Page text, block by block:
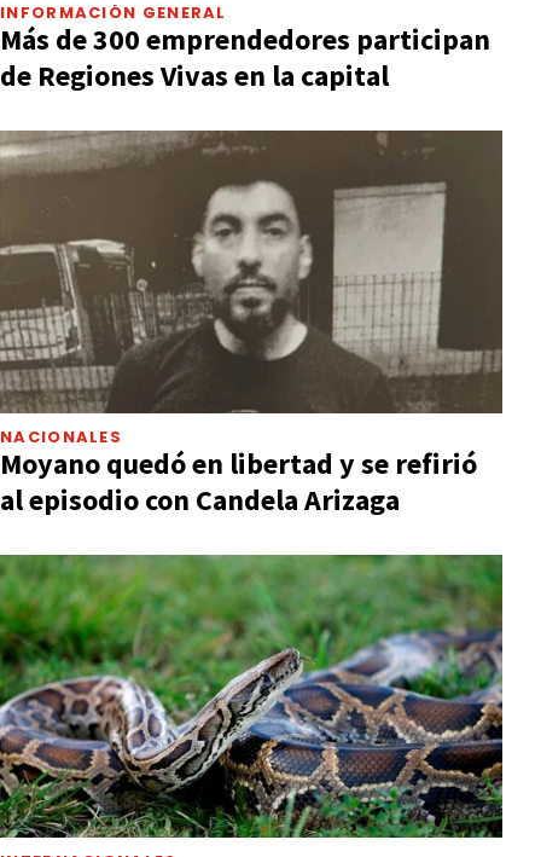
INFORMACIÓN GENERAL
Más de 300 emprendedores participan
de Regiones Vivas en la capital
NACIONALES
Moyano quedó en libertad y se refirió
al episodio con Candela Arizaga